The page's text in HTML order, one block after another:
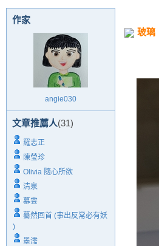
作家
angie030
文章推薦人(31)
羅志正
陳瑩珍
Olivia 隨心所欲
清泉
慕雲
驀然回首 (事出反常必有妖
)
墨濡
玻璃